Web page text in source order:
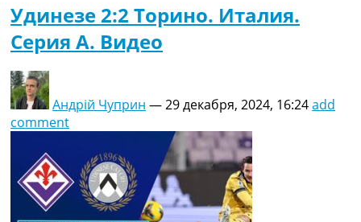
Удинезе 2:2 Торино. Италия.
Серия A. Видео
Андрій Чуприн —29 декабря, 2024, 16:24add
comment